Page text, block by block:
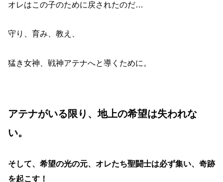
オレはこの子のために戻されたのだ…
守り、育み、教え、
猛き女神、戦神アテナへと導くために。
アテナがいる限り、地上の希望は失われな
い。
そして、希望の光の元、オレたち聖闘士は必ず集い、奇跡
を起こす！